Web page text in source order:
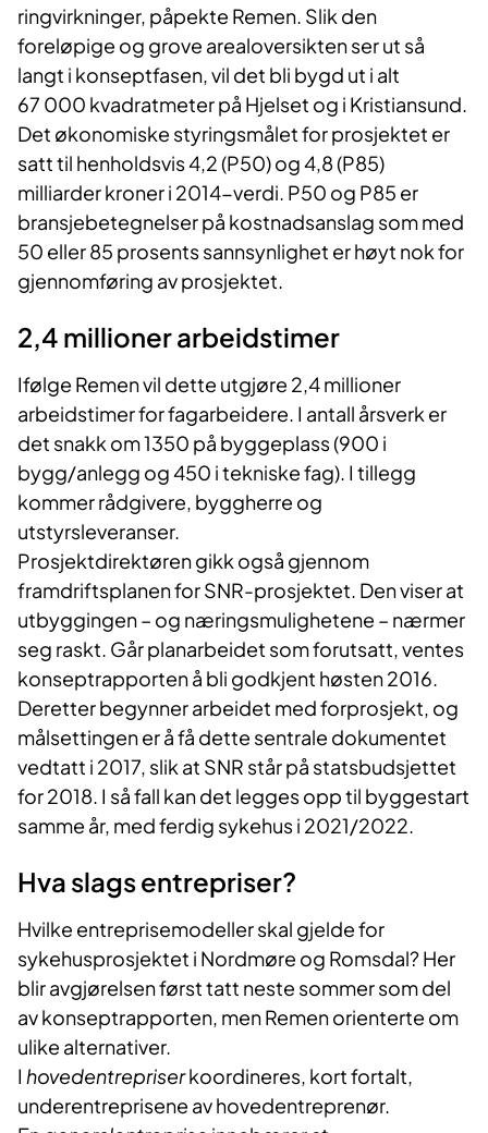
ringvirkninger, påpekte Remen. Slik den
foreløpige og grove arealoversikten ser ut så
langt i konseptfasen, vil det bli bygd ut i alt
67 000 kvadratmeter på Hjelset og i Kristiansund.
Det økonomiske styringsmålet for prosjektet er
satt til henholdsvis 4,2 (P50) og 4,8 (P85)
milliarder kroner i 2014-verdi. P50 og P85 er
bransjebetegnelser på kostnadsanslag som med
50 eller 85 prosents sannsynlighet er høyt nok for
gjennomføring av prosjektet.
2,4 millioner arbeidstimer
Ifølge Remen vil dette utgjøre 2,4 millioner
arbeidstimer for fagarbeidere. I antall årsverk er
det snakk om 1350 på byggeplass (900 i
bygg/anlegg og 450 i tekniske fag). I tillegg
kommer rådgivere, byggherre og
utstyrsleveranser.
Prosjektdirektøren gikk også gjennom
framdriftsplanen for SNR-prosjektet. Den viser at
utbyggingen – og næringsmulighetene – nærmer
seg raskt. Går planarbeidet som forutsatt, ventes
konseptrapporten å bli godkjent høsten 2016.
Deretter begynner arbeidet med forprosjekt, og
målsettingen er å få dette sentrale dokumentet
vedtatt i 2017, slik at SNR står på statsbudsjettet
for 2018. I så fall kan det legges opp til byggestart
samme år, med ferdig sykehus i 2021/2022.
Hva slags entrepriser?
Hvilke entreprisemodeller skal gjelde for
sykehusprosjektet i Nordmøre og Romsdal? Her
blir avgjørelsen først tatt neste sommer som del
av konseptrapporten, men Remen orienterte om
ulike alternativer.
I hovedentrepriserkoordineres, kort fortalt,
underentreprisene av hovedentreprenør.